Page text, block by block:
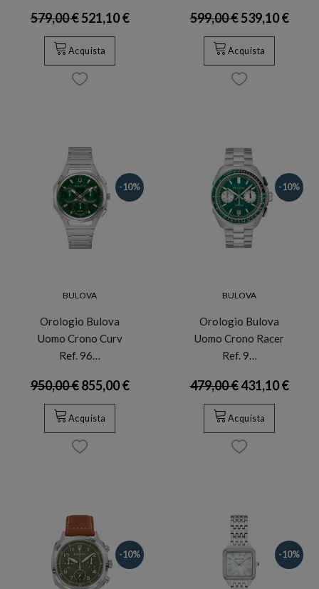
579,00 €521,10 €
Acquista
599,00 €539,10 €
Acquista
-10%
BULOVA
Orologio Bulova
Uomo Crono Curv
Ref. 96…
950,00 €855,00 €
Acquista
-10%
BULOVA
Orologio Bulova
Uomo Crono Racer
Ref. 9…
479,00 €431,10 €
Acquista
-10% -10%